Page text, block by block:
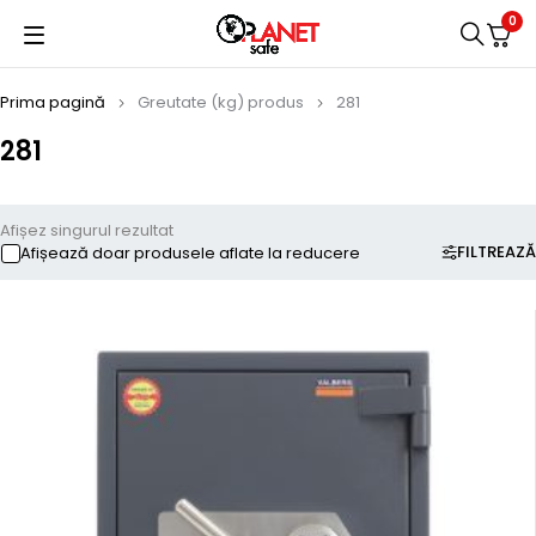
0
281
Prima pagină Greutate (kg) produs 281
FILTREAZĂ
Afișez singurul rezultat
Afișează doar produsele aflate la reducere